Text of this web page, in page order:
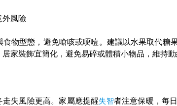
外風險
物型態，避免嗆咳或哽噎。建議以水果取代糖
家裝飾宜簡化，避免易碎或體積小物品，維持動
失風險更高。家屬應提醒失智者注意保暖，每